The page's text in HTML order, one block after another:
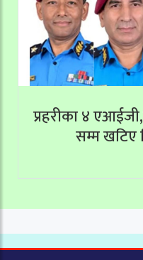
प्रहरीका ४
सम्म खटिए